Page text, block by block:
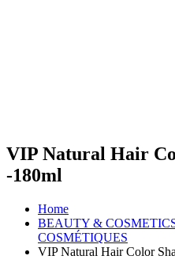
VIP Natural Hair
-180ml
Home
BEAUTY &
COSMÉTIQUES
VIP Natural Hair Color